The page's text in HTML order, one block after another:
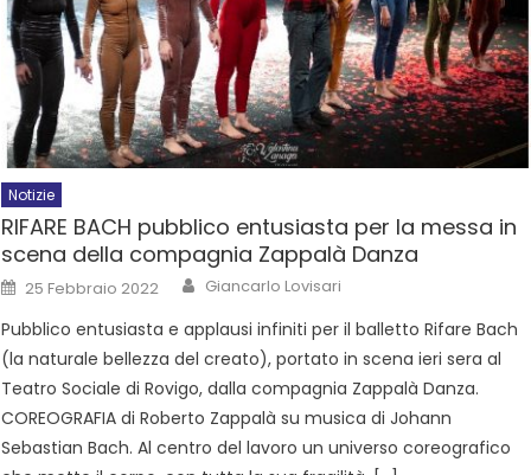
Notizie
RIFARE BACH pubblico entusiasta per la messa in
scena della compagnia Zappalà Danza
25 Febbraio 2022 Giancarlo Lovisari
Pubblico entusiasta e applausi infiniti per il balletto Rifare Bach
(la naturale bellezza del creato), portato in scena ieri sera al
Teatro Sociale di Rovigo, dalla compagnia Zappalà Danza.
COREOGRAFIA di Roberto Zappalà su musica di Johann
Sebastian Bach. Al centro del lavoro un universo coreografico